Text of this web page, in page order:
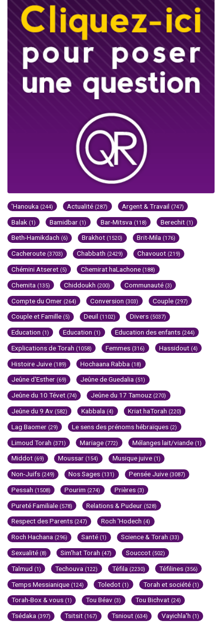
'Hanouka (244) Actualité (287) Argent & Travail (747)
Balak (1) Bamidbar (1) Bar-Mitsva (118) Berechit (1)
Beth-Hamikdach (6) Brakhot (1520) Brit-Mila (176)
Cacheroute (3703) Chabbath (2429) Chavouot (219)
Chémini Atseret (5) Chemirat haLachone (188)
Chemita (135) Chiddoukh (200) Communauté (3)
Compte du Omer (264) Conversion (303) Couple (297)
Couple et Famille (5) Deuil (1102) Divers (5037)
Education (1) Education (1) Education des enfants (244)
Explications de Torah (1058) Femmes (316) Hassidout (4)
Histoire Juive (189) Hochaana Rabba (18)
Jeûne d'Esther (69) Jeûne de Guedalia (51)
Jeûne du 10 Tévet (74) Jeûne du 17 Tamouz (270)
Jeûne du 9 Av (582) Kabbala (4) Kriat haTorah (220)
Lag Baomer (29) Le sens des prénoms hébraïques (2)
Limoud Torah (371) Mariage (772) Mélanges lait/viande (1)
Middot (69) Moussar (154) Musique juive (1)
Non-Juifs (249) Nos Sages (131) Pensée Juive (3087)
Pessah (1508) Pourim (274) Prières (3)
Pureté Familiale (578) Relations & Pudeur (528)
Respect des Parents (247) Roch 'Hodech (4)
Roch Hachana (296) Santé (1) Science & Torah (33)
Sexualité (8) Sim'hat Torah (47) Souccot (502)
Talmud (1) Techouva (122) Téfila (2230) Téfilines (356)
Temps Messianique (124) Toledot (1) Torah et société (1)
Torah-Box & vous (1) Tou Béav (3) Tou Bichvat (24)
Tsédaka (397) Tsitsit (167) Tsniout (634) Vayichla'h (1)